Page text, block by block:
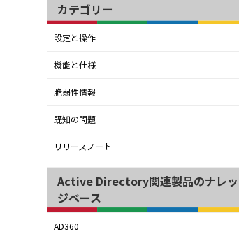
カテゴリー
設定と操作
機能と仕様
脆弱性情報
既知の問題
リリースノート
Active Directory関連製品のナレッ
ジベース
AD360